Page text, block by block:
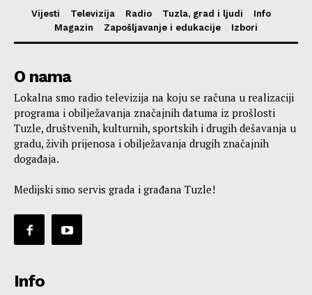
Vijesti Televizija Radio Tuzla, grad i ljudi
Info
Magazin
Zapošljavanje i edukacije Izbori
O nama
Lokalna smo radio televizija na koju se računa u realizaciji
programa i obilježavanja značajnih datuma iz prošlosti
Tuzle, društvenih, kulturnih, sportskih i drugih dešavanja u
gradu, živih prijenosa i obilježavanja drugih značajnih
događaja.
Medijski smo servis grada i građana Tuzle!
Info